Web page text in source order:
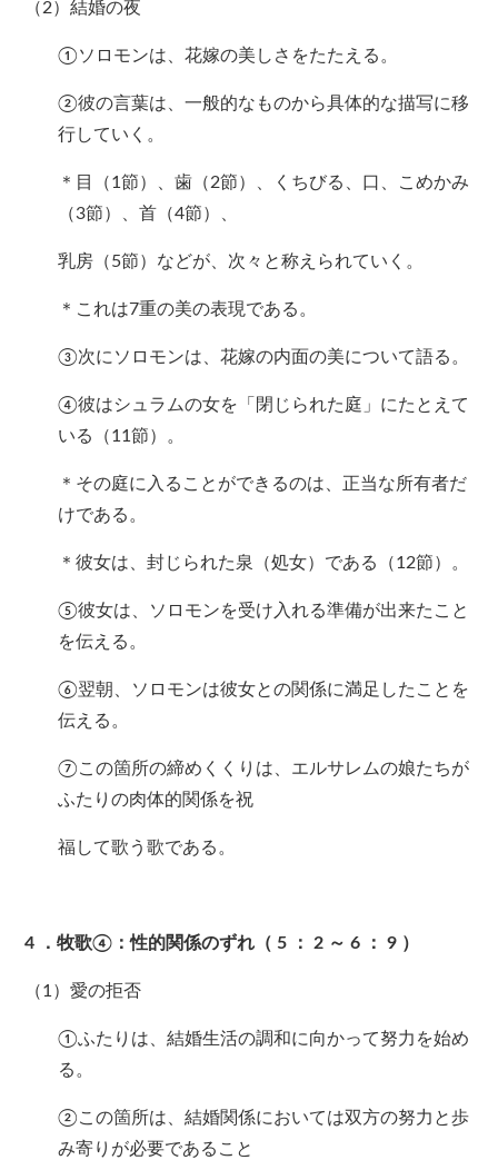
（2）結婚の夜
①ソロモンは、花嫁の美しさをたたえる。
②彼の言葉は、一般的なものから具体的な描写に移
行していく。
＊目（1節）、歯（2節）、くちびる、口、こめかみ
（3節）、首（4節）、
乳房（5節）などが、次々と称えられていく。
＊これは7重の美の表現である。
③次にソロモンは、花嫁の内面の美について語る。
④彼はシュラムの女を「閉じられた庭」にたとえて
いる（11節）。
＊その庭に入ることができるのは、正当な所有者だ
けである。
＊彼女は、封じられた泉（処女）である（12節）。
⑤彼女は、ソロモンを受け入れる準備が出来たこと
を伝える。
⑥翌朝、ソロモンは彼女との関係に満足したことを
伝える。
⑦この箇所の締めくくりは、エルサレムの娘たちが
ふたりの肉体的関係を祝
福して歌う歌である。
4 ．牧歌④：性的関係のずれ（ 5 ： 2 ～ 6 ： 9 ）
（1）愛の拒否
①ふたりは、結婚生活の調和に向かって努力を始め
る。
②この箇所は、結婚関係においては双方の努力と歩
み寄りが必要であること